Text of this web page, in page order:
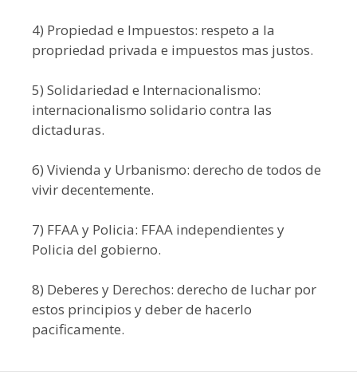
4) Propiedad e Impuestos: respeto a la
propriedad privada e impuestos mas justos.
5) Solidariedad e Internacionalismo:
internacionalismo solidario contra las
dictaduras.
6) Vivienda y Urbanismo: derecho de todos de
vivir decentemente.
7) FFAA y Policia: FFAA independientes y
Policia del gobierno.
8) Deberes y Derechos: derecho de luchar por
estos principios y deber de hacerlo
pacificamente.